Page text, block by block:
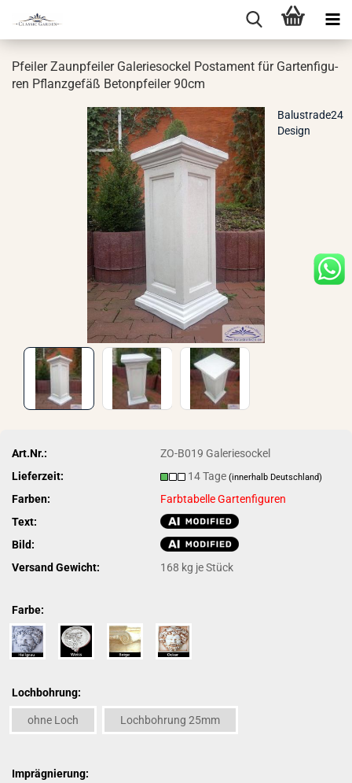
Pfei­ler Zaun­pfei­ler Ga­le­rie­so­ckel Pos­ta­ment für Gar­ten­fi­gu­
ren Pflanz­ge­fäß Be­ton­pfei­ler 90cm
Balustrade24
Design
Art.Nr.:
ZO-B019 Galeriesockel
Lieferzeit:
14 Tage(innerhalb Deutschland)
Farben:
Farbtabelle Gartenfiguren
Text:
Bild:
Versand Gewicht:
168 kg je Stück
Farbe:
Lochbohrung:
ohne Loch Lochbohrung 25mm
Imprägnierung: